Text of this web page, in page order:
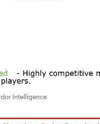
Intelligence. El uso requiere